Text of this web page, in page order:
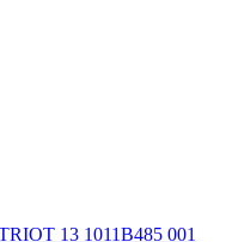
13 1011B485 001